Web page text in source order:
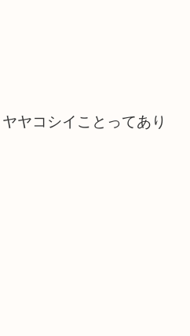
ヤコシイことってあり